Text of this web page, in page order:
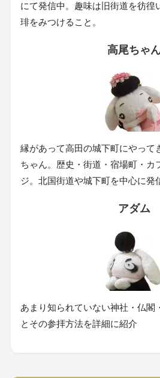
にて発信中。趣味は旧街道を彷徨
琲をみつけること。
高尾ちゃ
縁があって高田の城下町にやって
ちゃん。歴史・街道・宿場町・カ
ジ。北国街道や城下町を中心に発
アダム
あまり知られていない神社・仏閣
とその参拝方法を詳細に紹介